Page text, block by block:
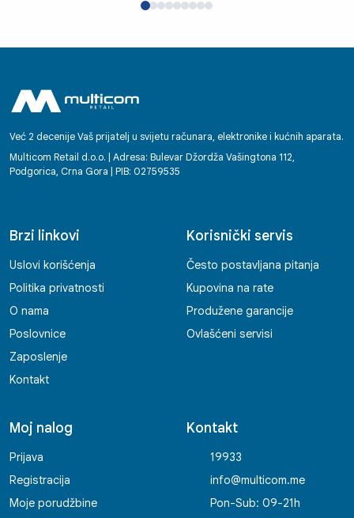
Već 2 decenije Vaš prijatelj u svijetu računara, elektronike i kućnih aparata.
Multicom Retail d.o.o. | Adresa: Bulevar Džordža Vašingtona 112,
Podgorica, Crna Gora | PIB: 02759535
Brzi linkovi
Uslovi korišćenja
Politika privatnosti
O nama
Poslovnice
Zaposlenje
Kontakt
Korisnički servis
Često postavljana pitanja
Kupovina na rate
Produžene garancije
Ovlašćeni servisi
Moj nalog
Prijava
Registracija
Moje porudžbine
Kontakt
19933
info@multicom.me
Pon-Sub: 09-21h